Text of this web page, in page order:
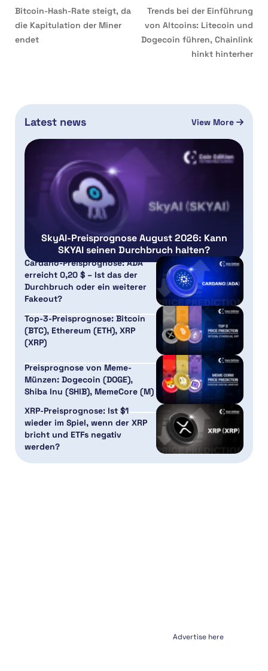
Bitcoin-Hash-Rate steigt, da
die Kapitulation der Miner
endet
Trends bei der Einführung
von Altcoins: Litecoin und
Dogecoin führen, Chainlink
hinkt hinterher
Latest news View More
SkyAI-Preisprognose August 2026: Kann
SKYAI seinen Durchbruch halten?
Cardano-Preisprognose: ADA
erreicht 0,20 $ – Ist das der
Durchbruch oder ein weiterer
Fakeout?
Top-3-Preisprognose: Bitcoin
(BTC), Ethereum (ETH), XRP
(XRP)
Preisprognose von Meme-
Münzen: Dogecoin (DOGE),
Shiba Inu (SHIB), MemeCore (M)
XRP-Preisprognose: Ist $1
wieder im Spiel, wenn der XRP
bricht und ETFs negativ
werden?
Advertise here